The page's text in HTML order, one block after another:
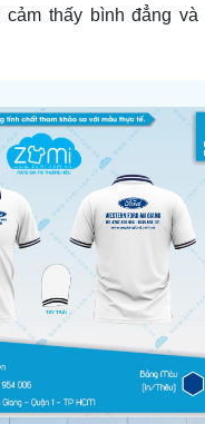
thấy bình đẳng và